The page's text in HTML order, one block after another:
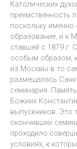
Католических
преемственность
поскольку
образование, и к
ставшей с 1879 г.
особым образом,
из Москвы в то
размещалась
семинария.
Божиих
выпускников. Это
окончивших
проходило
условиях, к